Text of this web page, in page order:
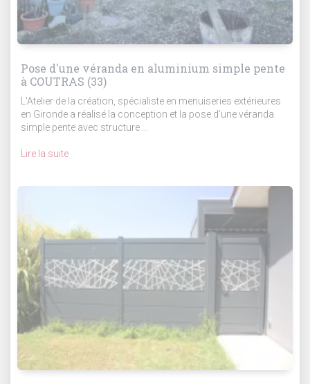
Pose d'une véranda en aluminium simple pente
à COUTRAS (33)
L'Atelier de la création, spécialiste en menuiseries extérieures
en Gironde a réalisé la conception et la pose d’une véranda
simple pente avec structure ...
Lire la suite